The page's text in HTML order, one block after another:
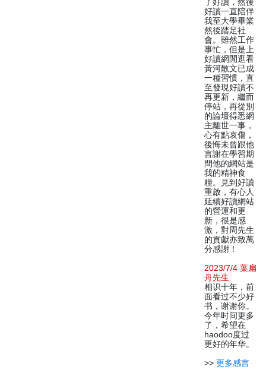
好讀一直陪伴
我至大學畢業
然後踏足社
會。雖然工作
事忙，但是上
好讀網閒逛看
黃河散文已成
一種習慣，直
至發現好讀不
再更新，繼而
停站，再從別
的論壇得悉網
主離世一事，
心有點哀傷，
後悔未曾跟他
言謝在學習期
間他的網站是
我的精神食
糧。見到好讀
重啟，有心人
延續好讀網站
的營運和更
新，很是感
激，對周先生
的貢獻亦致萬
分感謝！
2023/7/4 葉扁
舟先生
相识十年，前
面看过不少好
书，谢谢你。
今年时间更多
了，希望在
haodoo度过
更好的年华。
>> 更多感言